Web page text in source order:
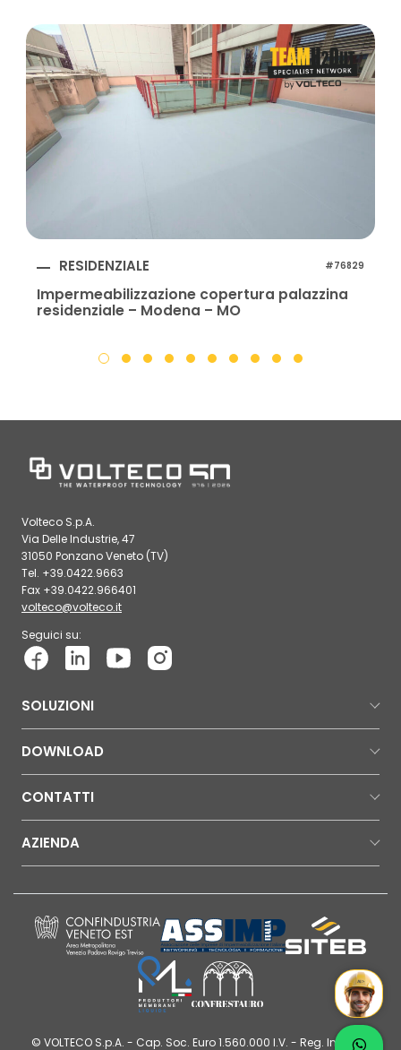
RESIDENZIALE #76829
Impermeabilizzazione copertura palazzina
residenziale – Modena – MO
Volteco S.p.A.
Via Delle Industrie, 47
31050 Ponzano Veneto (TV)
Tel. +39.0422.9663
Fax +39.0422.966401
volteco@volteco.it
Seguici su:
SOLUZIONI
DOWNLOAD
CONTATTI
AZIENDA
© VOLTECO S.p.A. - Cap. Soc. Euro 1.560.000 I.V. - Reg. Imprese
Mr